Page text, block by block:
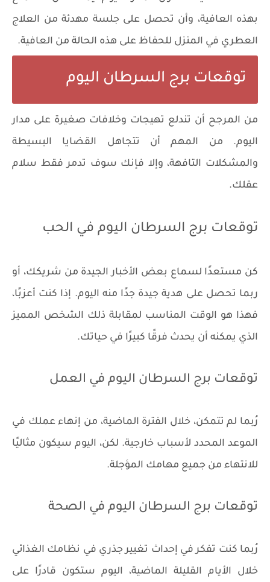
بهذه العافية، وأن تحصل على جلسة مهدئة من العلاج
العطري في المنزل للحفاظ على هذه الحالة من العافية.
توقعات برج السرطان اليوم
من المرجح أن تندلع تهيجات وخلافات صغيرة على مدار
اليوم. من المهم أن تتجاهل القضايا البسيطة
والمشكلات التافهة، وإلا فإنك سوف تدمر فقط سلام
عقلك.
توقعات برج السرطان اليوم في الحب
كن مستعدًا لسماع بعض الأخبار الجيدة من شريكك، أو
ربما تحصل على هدية جيدة جدًا منه اليوم. إذا كنت أعزبًا،
فهذا هو الوقت المناسب لمقابلة ذلك الشخص المميز
الذي يمكنه أن يحدث فرقًا كبيرًا في حياتك.
توقعات برج السرطان اليوم في العمل
رُبما لم تتمكن، خلال الفترة الماضية، من إنهاء عملك في
الموعد المحدد لأسباب خارجية. لكن، اليوم سيكون مثاليًا
للانتهاء من جميع مهامك المؤجلة.
توقعات برج السرطان اليوم في الصحة
رُبما كنت تفكر في إحداث تغيير جذري في نظامك الغذائي
خلال الأيام القليلة الماضية، اليوم ستكون قادرًا على